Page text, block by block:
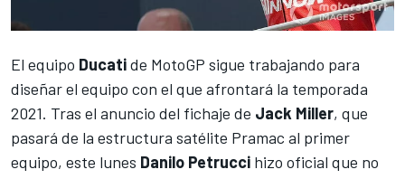
El equipo Ducatide MotoGP sigue trabajando para
diseñar el equipo con el que afrontará la temporada
2021. Tras el anuncio del fichaje de Jack Miller, que
pasará de la estructura satélite Pramac al primer
equipo, este lunes Danilo Petrucci hizo oficial que no